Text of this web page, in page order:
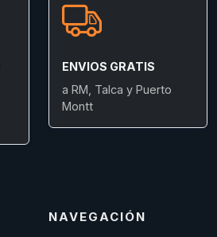
ENVIOS GRATIS
a RM, Talca y Puerto
Montt
NAVEGACIÓN